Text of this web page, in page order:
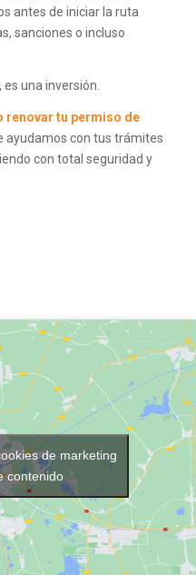
antes de iniciar la ruta
sanciones o incluso
es una inversión.
renovar tu permiso de
ayudamos con tus trámites
con total seguridad y
de marketing
contenido